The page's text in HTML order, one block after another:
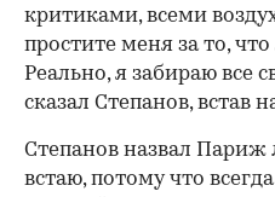
критиками, всеми
простите меня за то,
Реально, я забираю все
сказал Степанов, встав
Степанов назвал
встаю, потому что